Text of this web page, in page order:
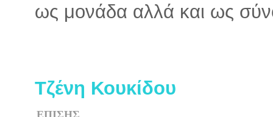
ως μονάδα αλλά και ως
Τζένη Κουκίδου
ΕΠΙΣΗΣ